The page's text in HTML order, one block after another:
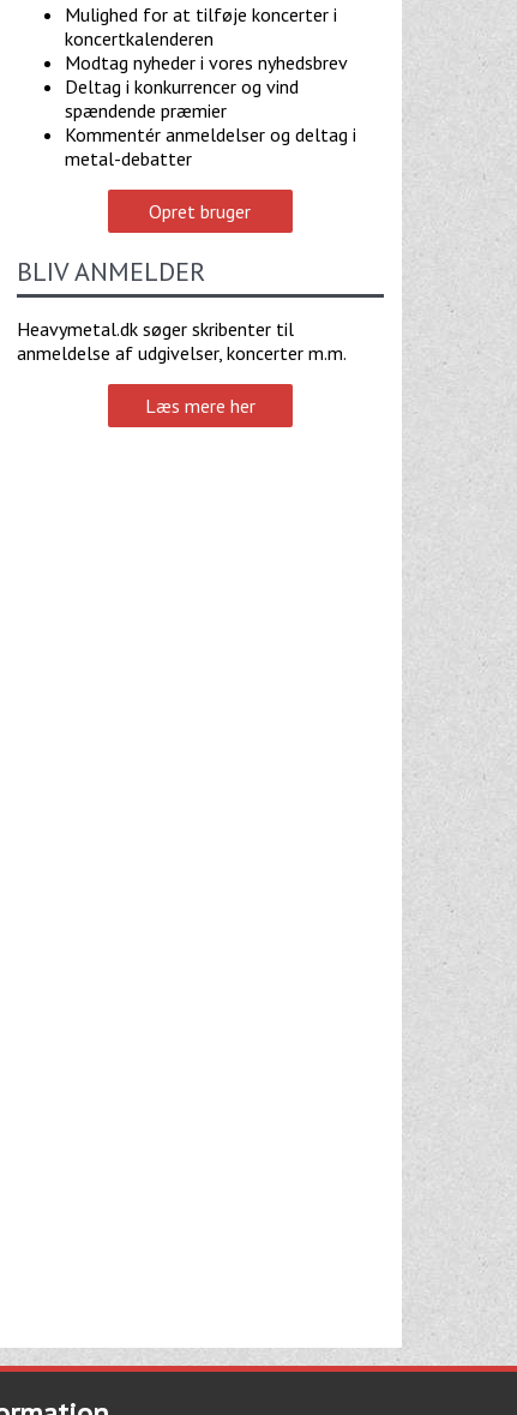
Mulighed for at tilføje koncerter i
koncertkalenderen
Modtag nyheder i vores nyhedsbrev
Deltag i konkurrencer og vind
spændende præmier
Kommentér anmeldelser og deltag i
metal-debatter
Opret bruger
BLIV ANMELDER
Heavymetal.dk søger skribenter til
anmeldelse af udgivelser, koncerter m.m.
Læs mere her